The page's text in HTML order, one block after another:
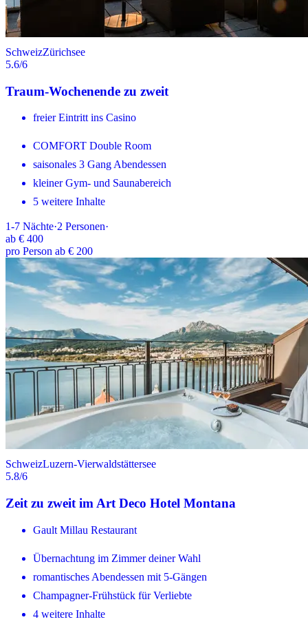
SchweizZürichsee
5.6/6
Traum-Wochenende zu zweit
freier Eintritt ins Casino
COMFORT Double Room
saisonales 3 Gang Abendessen
kleiner Gym- und Saunabereich
5 weitere Inhalte
1-7 Nächte·2 Personen·
ab € 400
pro Person ab € 200
SchweizLuzern-Vierwaldstättersee
5.8/6
Zeit zu zweit im Art Deco Hotel Montana
Gault Millau Restaurant
Übernachtung im Zimmer deiner Wahl
romantisches Abendessen mit 5-Gängen
Champagner-Frühstück für Verliebte
4 weitere Inhalte